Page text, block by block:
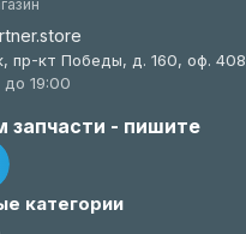
категории
пр-кт Победы, д. 160, оф. 408
до 19:00
запчасти - пишите